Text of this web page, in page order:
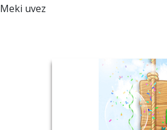
Meki uvez